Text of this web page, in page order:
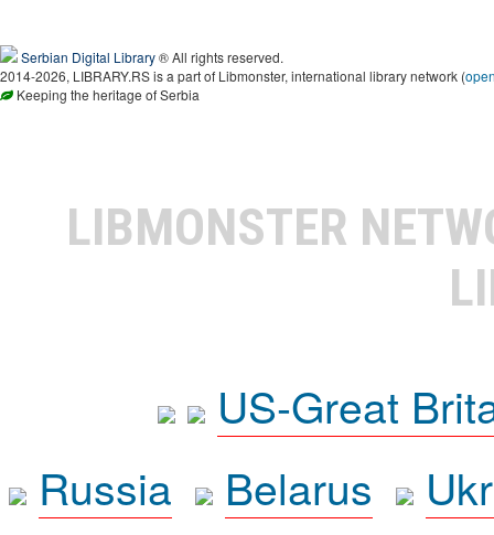
Serbian Digital Library® All rights reserved.
2014-2026, LIBRARY.RS is a part of Libmonster, international library network (
Keeping the heritage of Serbia
LIBMONSTER
US-Great
Russia
Belarus